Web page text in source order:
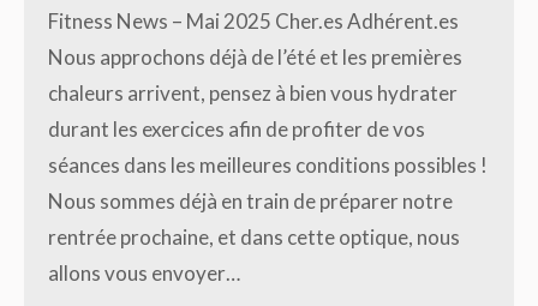
Fitness News – Mai 2025 Cher.es Adhérent.es
Nous approchons déjà de l’été et les premières
chaleurs arrivent, pensez à bien vous hydrater
durant les exercices afin de profiter de vos
séances dans les meilleures conditions possibles !
Nous sommes déjà en train de préparer notre
rentrée prochaine, et dans cette optique, nous
allons vous envoyer…